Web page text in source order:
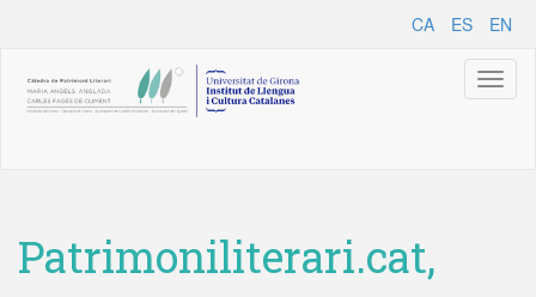
CA ES EN
Patrimoniliterari.cat,